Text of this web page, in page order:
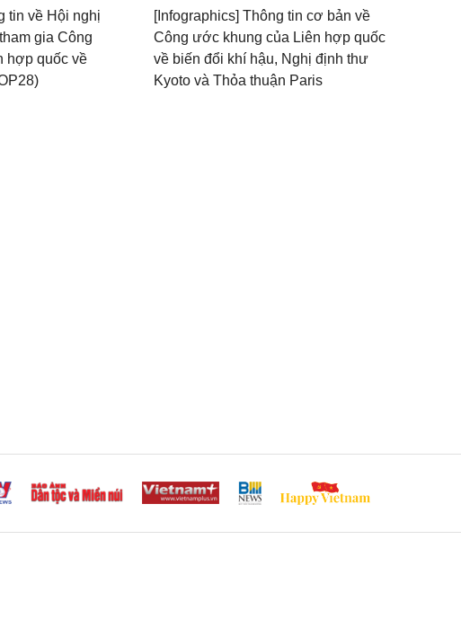
tin về Hội nghị
gia Công
hợp quốc về
[Infographics] Thông tin cơ bản về
Công ước khung của Liên hợp quốc
về biến đổi khí hậu, Nghị định thư
Kyoto và Thỏa thuận Paris